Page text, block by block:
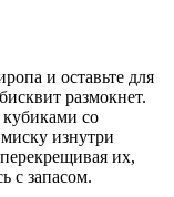
и оставьте для
размокнет.
кубиками со
изнутри
их,
с запасом.